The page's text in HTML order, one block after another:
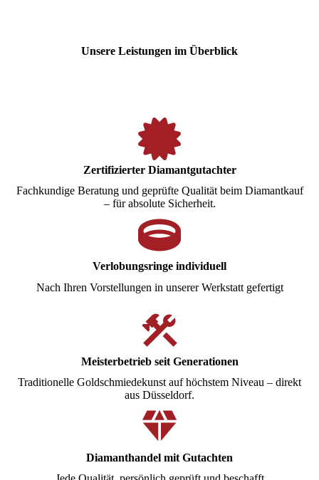
Unsere Leistungen im Überblick
Zertifizierter Diamantgutachter
Fachkundige Beratung und geprüfte Qualität beim Diamantkauf
– für absolute Sicherheit.
Verlobungsringe individuell
Nach Ihren Vorstellungen in unserer Werkstatt gefertigt
Meisterbetrieb seit Generationen
Traditionelle Goldschmiedekunst auf höchstem Niveau – direkt
aus Düsseldorf.
Diamanthandel mit Gutachten